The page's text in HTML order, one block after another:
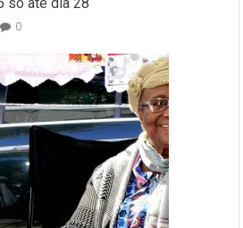
só até dia 28
0